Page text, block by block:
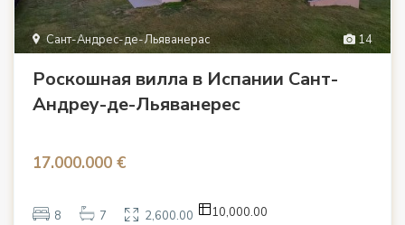
14
Сант-Андрес-де-Льяванерас
Роскошная вилла в Испании Сант-
Андреу-де-Льяванерес
17.000.000 €
8 7 2,600.00 10,000.00